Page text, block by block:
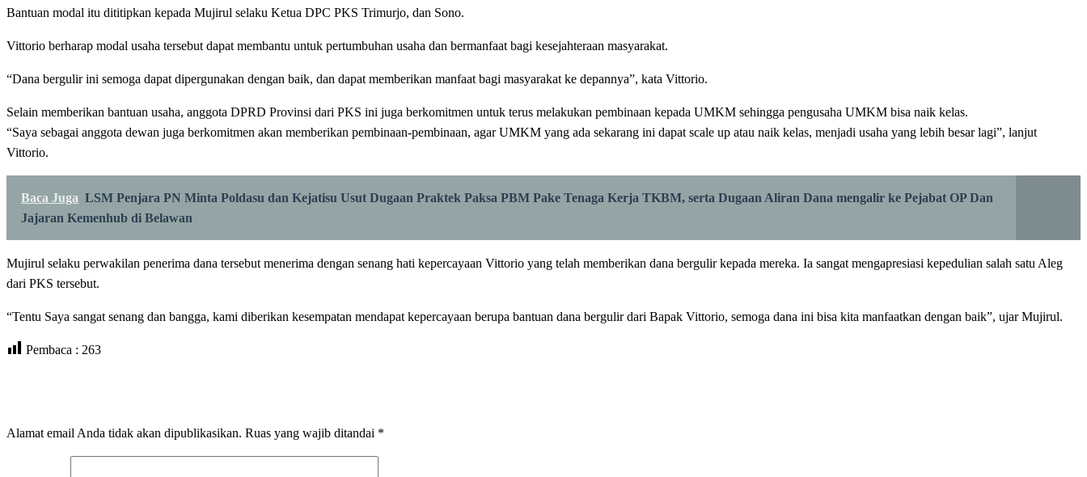
Bantuan modal itu dititipkan kepada Mujirul selaku Ketua DPC PKS Trimurjo, dan Sono.
Vittorio berharap modal usaha tersebut dapat membantu untuk pertumbuhan usaha dan bermanfaat bagi kesejahteraan masyarakat.
“Dana bergulir ini semoga dapat dipergunakan dengan baik, dan dapat memberikan manfaat bagi masyarakat ke depannya”, kata Vittorio.
Selain memberikan bantuan usaha, anggota DPRD Provinsi dari PKS ini juga berkomitmen untuk terus melakukan pembinaan kepada UMKM sehingga pengusaha UMKM bisa naik kelas.
“Saya sebagai anggota dewan juga berkomitmen akan memberikan pembinaan-pembinaan, agar UMKM yang ada sekarang ini dapat scale up atau naik kelas, menjadi usaha yang lebih besar lagi”, lanjut
Vittorio.
Baca Juga LSM Penjara PN Minta Poldasu dan Kejatisu Usut Dugaan Praktek Paksa PBM Pake Tenaga Kerja TKBM, serta Dugaan Aliran Dana mengalir ke Pejabat OP Dan
Jajaran Kemenhub di Belawan
Mujirul selaku perwakilan penerima dana tersebut menerima dengan senang hati kepercayaan Vittorio yang telah memberikan dana bergulir kepada mereka. Ia sangat mengapresiasi kepedulian salah satu Aleg
dari PKS tersebut.
“Tentu Saya sangat senang dan bangga, kami diberikan kesempatan mendapat kepercayaan berupa bantuan dana bergulir dari Bapak Vittorio, semoga dana ini bisa kita manfaatkan dengan baik”, ujar Mujirul.
Pembaca : 263
Alamat email Anda tidak akan dipublikasikan. Ruas yang wajib ditandai *